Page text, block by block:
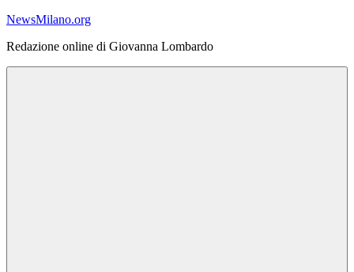
Vai
contenuto
NewsMilano.org
Redazione online di Giovanna Lombardo